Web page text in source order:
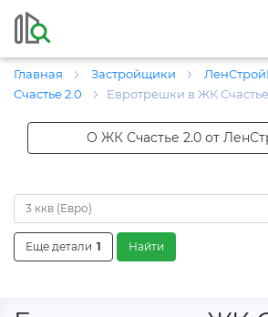
Главная Застройщики
Счастье 2.0
Евротрешки в ЖК
О ЖК Счастье 2.0 от
3 ккв (Евро)
Еще детали 1 Найти